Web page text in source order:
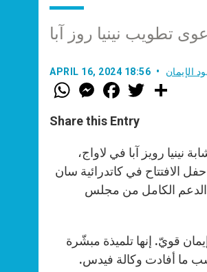
تطويب نينيا روز آبا
APRIL 16, 2024 18:56 الإيمان
W
h
t
s
p
M
e
s
e
g
e
r
F
a
e
b
o
k
w
r
Share this Entry
نينيا رويز آبا في لاواج،
الافتتاح في كاتدرائية سان
الدعم الكامل من مجلس
13 عامًا وتركت خلفها شهادة إيمان قويّ. إنها تلميذة مبشّرة
ما أفادت وكالة فيدس.